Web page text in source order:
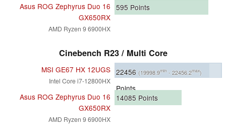
Asus ROG Zephyrus Duo 16
GX650RX
AMD Ryzen 9 6900HX
595 Points
Cinebench R23 / Multi Core
MSI GE67 HX 12UGS
Intel Core i7-12800HX
22456 (19998.9min - 22456.2max)
Points
Asus ROG Zephyrus Duo 16
GX650RX
AMD Ryzen 9 6900HX
14085 Points